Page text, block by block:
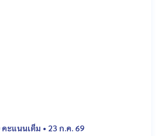
คะแนนเต็ม • 23 ก.ค. 69